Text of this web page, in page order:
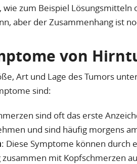
zum Beispiel Lösungsmitteln
aber der Zusammenhang ist
von
Art und Lage des Tumors
sind:
sind oft das erste
und sind häufig morgens
: Diese Symptome können durch
mit Kopfschmerzen